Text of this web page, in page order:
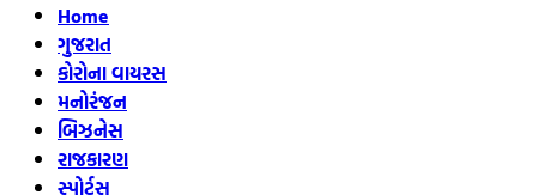
Home
ગુજરાત
કોરોના વાયરસ
મનોરંજન
બિઝનેસ
રાજકારણ
સ્પોર્ટ્સ